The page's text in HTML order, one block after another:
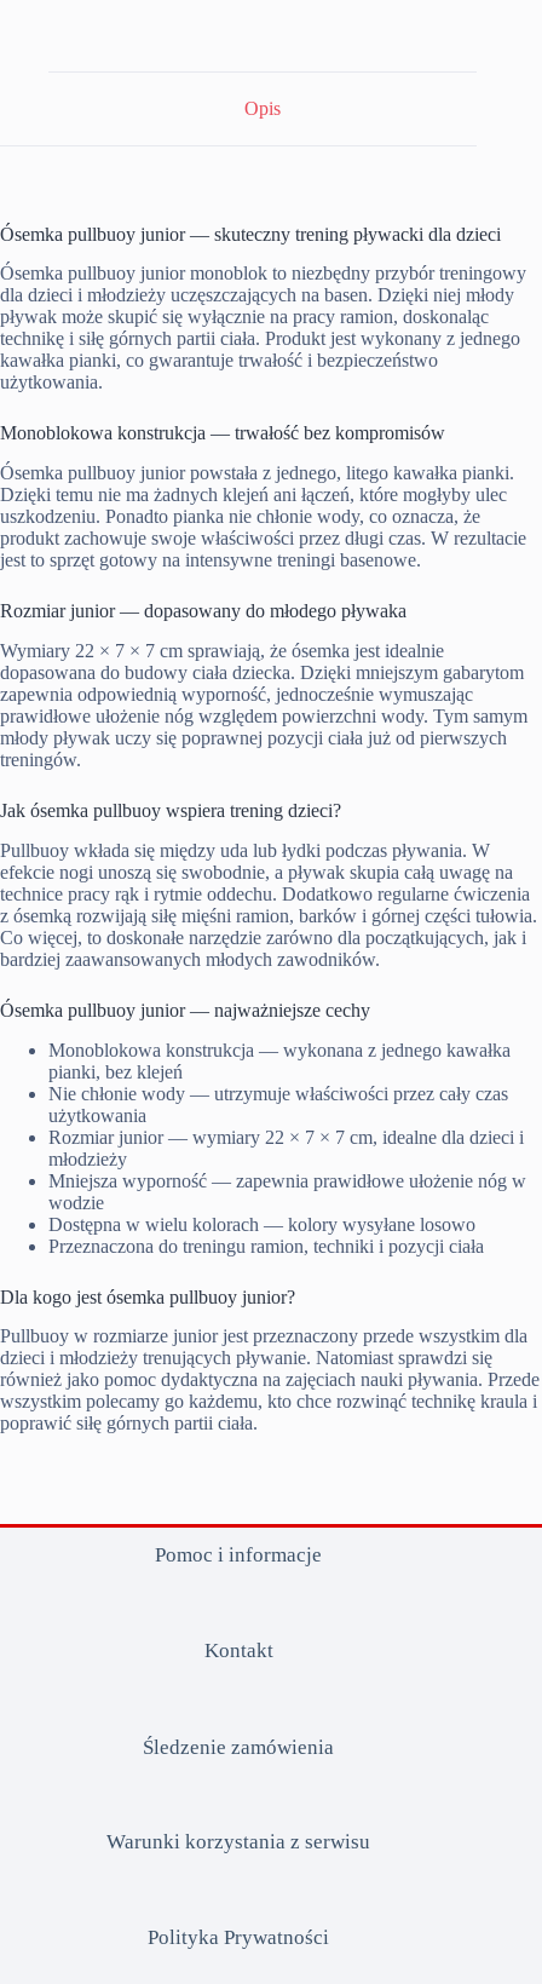
Opis
Ósemka pullbuoy junior — skuteczny trening pływacki dla dzieci
Ósemka pullbuoy junior monoblok to niezbędny przybór treningowy
dla dzieci i młodzieży uczęszczających na basen. Dzięki niej młody
pływak może skupić się wyłącznie na pracy ramion, doskonaląc
technikę i siłę górnych partii ciała. Produkt jest wykonany z jednego
kawałka pianki, co gwarantuje trwałość i bezpieczeństwo
użytkowania.
Monoblokowa konstrukcja — trwałość bez kompromisów
Ósemka pullbuoy junior powstała z jednego, litego kawałka pianki.
Dzięki temu nie ma żadnych klejeń ani łączeń, które mogłyby ulec
uszkodzeniu. Ponadto pianka nie chłonie wody, co oznacza, że
produkt zachowuje swoje właściwości przez długi czas. W rezultacie
jest to sprzęt gotowy na intensywne treningi basenowe.
Rozmiar junior — dopasowany do młodego pływaka
Wymiary 22 × 7 × 7 cm sprawiają, że ósemka jest idealnie
dopasowana do budowy ciała dziecka. Dzięki mniejszym gabarytom
zapewnia odpowiednią wyporność, jednocześnie wymuszając
prawidłowe ułożenie nóg względem powierzchni wody. Tym samym
młody pływak uczy się poprawnej pozycji ciała już od pierwszych
treningów.
Jak ósemka pullbuoy wspiera trening dzieci?
Pullbuoy wkłada się między uda lub łydki podczas pływania. W
efekcie nogi unoszą się swobodnie, a pływak skupia całą uwagę na
technice pracy rąk i rytmie oddechu. Dodatkowo regularne ćwiczenia
z ósemką rozwijają siłę mięśni ramion, barków i górnej części tułowia.
Co więcej, to doskonałe narzędzie zarówno dla początkujących, jak i
bardziej zaawansowanych młodych zawodników.
Ósemka pullbuoy junior — najważniejsze cechy
Monoblokowa konstrukcja — wykonana z jednego kawałka
pianki, bez klejeń
Nie chłonie wody — utrzymuje właściwości przez cały czas
użytkowania
Rozmiar junior — wymiary 22 × 7 × 7 cm, idealne dla dzieci i
młodzieży
Mniejsza wyporność — zapewnia prawidłowe ułożenie nóg w
wodzie
Dostępna w wielu kolorach — kolory wysyłane losowo
Przeznaczona do treningu ramion, techniki i pozycji ciała
Dla kogo jest ósemka pullbuoy junior?
Pullbuoy w rozmiarze junior jest przeznaczony przede wszystkim dla
dzieci i młodzieży trenujących pływanie. Natomiast sprawdzi się
również jako pomoc dydaktyczna na zajęciach nauki pływania. Przede
wszystkim polecamy go każdemu, kto chce rozwinąć technikę kraula i
poprawić siłę górnych partii ciała.
Pomoc i informacje
Kontakt
Śledzenie zamówienia
Warunki korzystania z serwisu
Polityka Prywatności